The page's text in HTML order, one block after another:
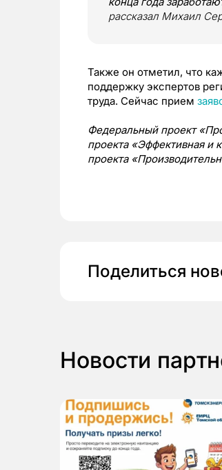
рассказал Михаил
Также он отметил, что
поддержку экспертов
труда. Сейчас прием
Федеральный проект
проекта «Эффективная и
проекта
Поделиться
Новости